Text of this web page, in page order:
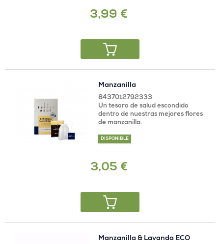
3,99 €
Manzanilla
8437012792333
Un tesoro de salud escondido
dentro de nuestras mejores flores
de manzanilla.
DISPONIBLE
3,05 €
Manzanilla & Lavanda ECO